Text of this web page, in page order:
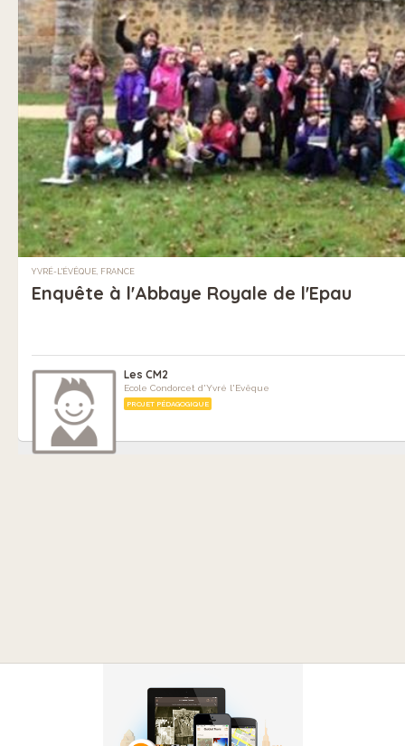
YVRÉ-L'ÉVÊQUE, FRANCE
Enquête à l'Abbaye Royale de l'Epau
Les CM2
Ecole Condorcet d'Yvré l'Evêque
PROJET PÉDAGOGIQUE